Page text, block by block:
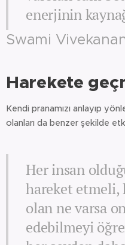
enerjinin
Swami
Harekete
Kendi pranamızı anlayıp
olanları da benzer şekilde
Her insan
hareket etmeli,
olan ne varsa
edebilmeyi